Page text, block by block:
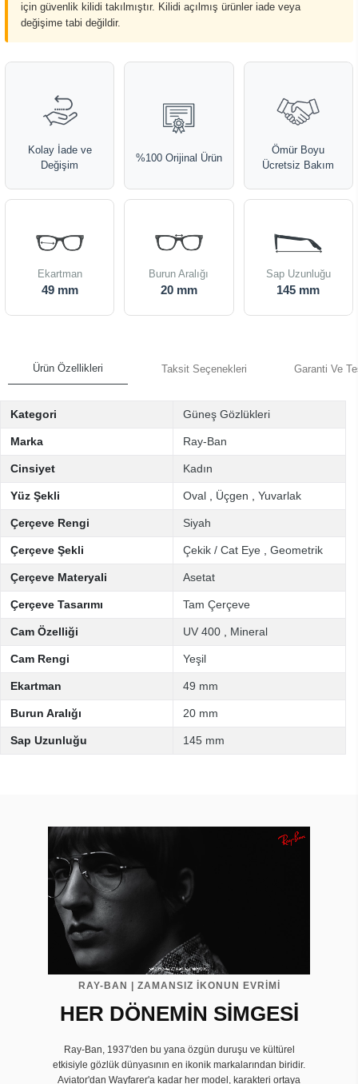
için güvenlik kilidi takılmıştır. Kilidi açılmış ürünler iade veya
değişime tabi değildir.
Kolay İade ve
Değişim
%100 Orijinal Ürün
Ömür Boyu
Ücretsiz Bakım
Ekartman
49 mm
Burun Aralığı
20 mm
Sap Uzunluğu
145 mm
Ürün Özellikleri Taksit Seçenekleri Garanti Ve
Kategori Güneş Gözlükleri
Marka Ray-Ban
Cinsiyet Kadın
Yüz Şekli Oval Üçgen Yuvarlak
Çerçeve Rengi Siyah
Çerçeve Şekli Çekik / Cat Eye Geometrik
Çerçeve Materyali Asetat
Çerçeve Tasarımı Tam Çerçeve
Cam Özelliği UV 400 Mineral
Cam Rengi Yeşil
Ekartman 49 mm
Burun Aralığı 20 mm
Sap Uzunluğu 145 mm
RAY-BAN | ZAMANSIZ İKONUN EVRIMI
HER DÖNEMİN SİMGESİ
Ray-Ban, 1937'den bu yana özgün duruşu ve kültürel
etkisiyle gözlük dünyasının en ikonik markalarından biridir.
Aviator'dan Wayfarer'a kadar her model, karakteri ortaya